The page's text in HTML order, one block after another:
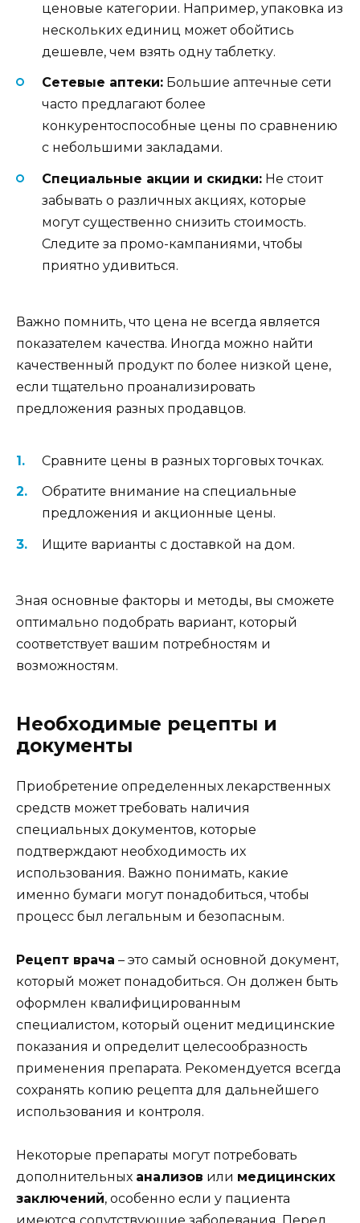
ценовые категории. Например, упаковка из
нескольких единиц может обойтись
дешевле, чем взять одну таблетку.
Сетевые аптеки: Большие аптечные сети
часто предлагают более
конкурентоспособные цены по сравнению
с небольшими закладами.
Специальные акции и скидки: Не стоит
забывать о различных акциях, которые
могут существенно снизить стоимость.
Следите за промо-кампаниями, чтобы
приятно удивиться.
Важно помнить, что цена не всегда является
показателем качества. Иногда можно найти
качественный продукт по более низкой цене,
если тщательно проанализировать
предложения разных продавцов.
Сравните цены в разных торговых точках.
Обратите внимание на специальные
предложения и акционные цены.
Ищите варианты с доставкой на дом.
Зная основные факторы и методы, вы сможете
оптимально подобрать вариант, который
соответствует вашим потребностям и
возможностям.
Необходимые рецепты и
документы
Приобретение определенных лекарственных
средств может требовать наличия
специальных документов, которые
подтверждают необходимость их
использования. Важно понимать, какие
именно бумаги могут понадобиться, чтобы
процесс был легальным и безопасным.
Рецепт врача – это самый основной документ,
который может понадобиться. Он должен быть
оформлен квалифицированным
специалистом, который оценит медицинские
показания и определит целесообразность
применения препарата. Рекомендуется всегда
сохранять копию рецепта для дальнейшего
использования и контроля.
Некоторые препараты могут потребовать
дополнительных анализов или медицинских
заключений, особенно если у пациента